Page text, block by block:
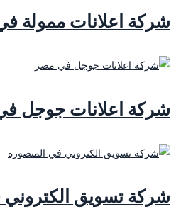
شركة اعلانات ممولة
شركة اعلانات جوجل
شركة تسويق